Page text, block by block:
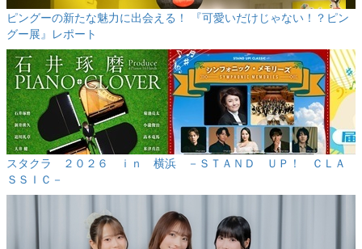
ピングーの新たな魅力に出会える！ 『可愛いだけじゃない！？ピン
グー展』レポート
スタクラ ２０２６ ｉｎ 横浜 －ＳＴＡＮＤ ＵＰ！ ＣＬＡ
ＳＳＩＣ－